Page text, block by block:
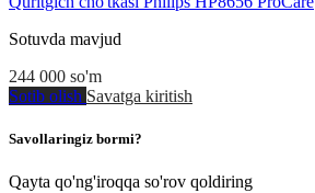
Sotuvda mavjud
244 000 so'm
Sotib olish Savatga kiritish
Savollaringiz bormi?
Qayta qo'ng'iroqqa so'rov qoldiring